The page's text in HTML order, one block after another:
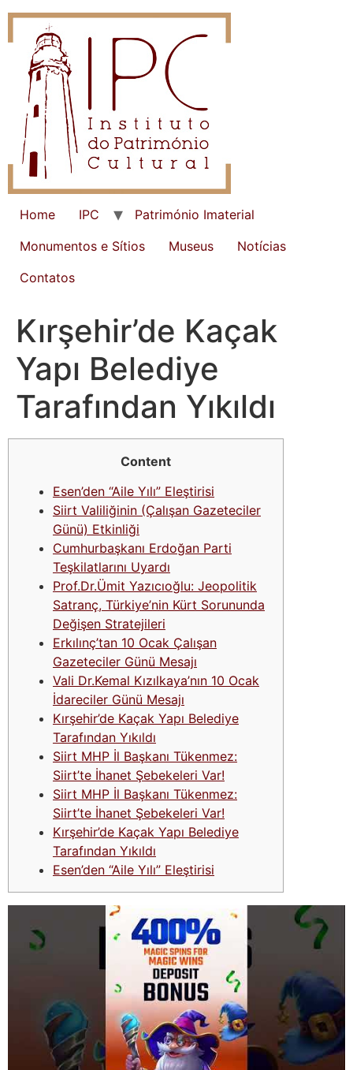
Home IPC
Património Imaterial
Monumentos e Sítios
Museus
Notícias
Contatos
Kırşehir’de Kaçak
Yapı Belediye
Tarafından Yıkıldı
Content
Esen’den “Aile Yılı” Eleştirisi
Siirt Valiliğinin (Çalışan Gazeteciler
Günü) Etkinliği
Cumhurbaşkanı Erdoğan Parti
Teşkilatlarını Uyardı
Prof.Dr.Ümit Yazıcıoğlu: Jeopolitik
Satranç, Türkiye’nin Kürt Sorununda
Değişen Stratejileri
Erkılınç’tan 10 Ocak Çalışan
Gazeteciler Günü Mesajı
Vali Dr.Kemal Kızılkaya’nın 10 Ocak
İdareciler Günü Mesajı
Kırşehir’de Kaçak Yapı Belediye
Tarafından Yıkıldı
Siirt MHP İl Başkanı Tükenmez:
Siirt’te İhanet Şebekeleri Var!
Siirt MHP İl Başkanı Tükenmez:
Siirt’te İhanet Şebekeleri Var!
Kırşehir’de Kaçak Yapı Belediye
Tarafından Yıkıldı
Esen’den “Aile Yılı” Eleştirisi